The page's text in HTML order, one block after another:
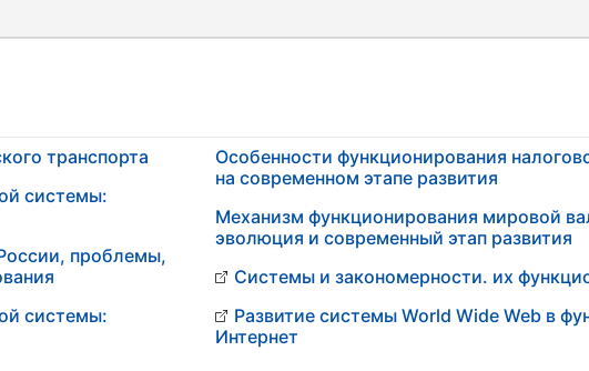
транспорта
системы:
проблемы,
системы:
Особенности функционирования
на современном этапе развития
Механизм функционирования мировой
эволюция и современный этап развития
Системы и закономерности. их
Развитие системы World Wide Web в
Интернет